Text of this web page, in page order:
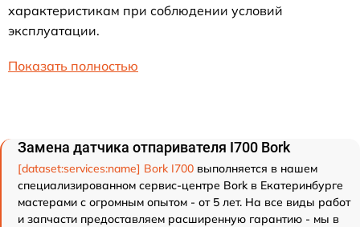
характеристикам при соблюдении условий
эксплуатации.
Показать полностью
Замена датчика отпаривателя I700 Bork
[dataset:services:name] Bork I700 выполняется в нашем
специализированном сервис-центре Bork в Екатеринбурге
мастерами с огромным опытом - от 5 лет. На все виды работ
и запчасти предоставляем расширенную гарантию - мы в